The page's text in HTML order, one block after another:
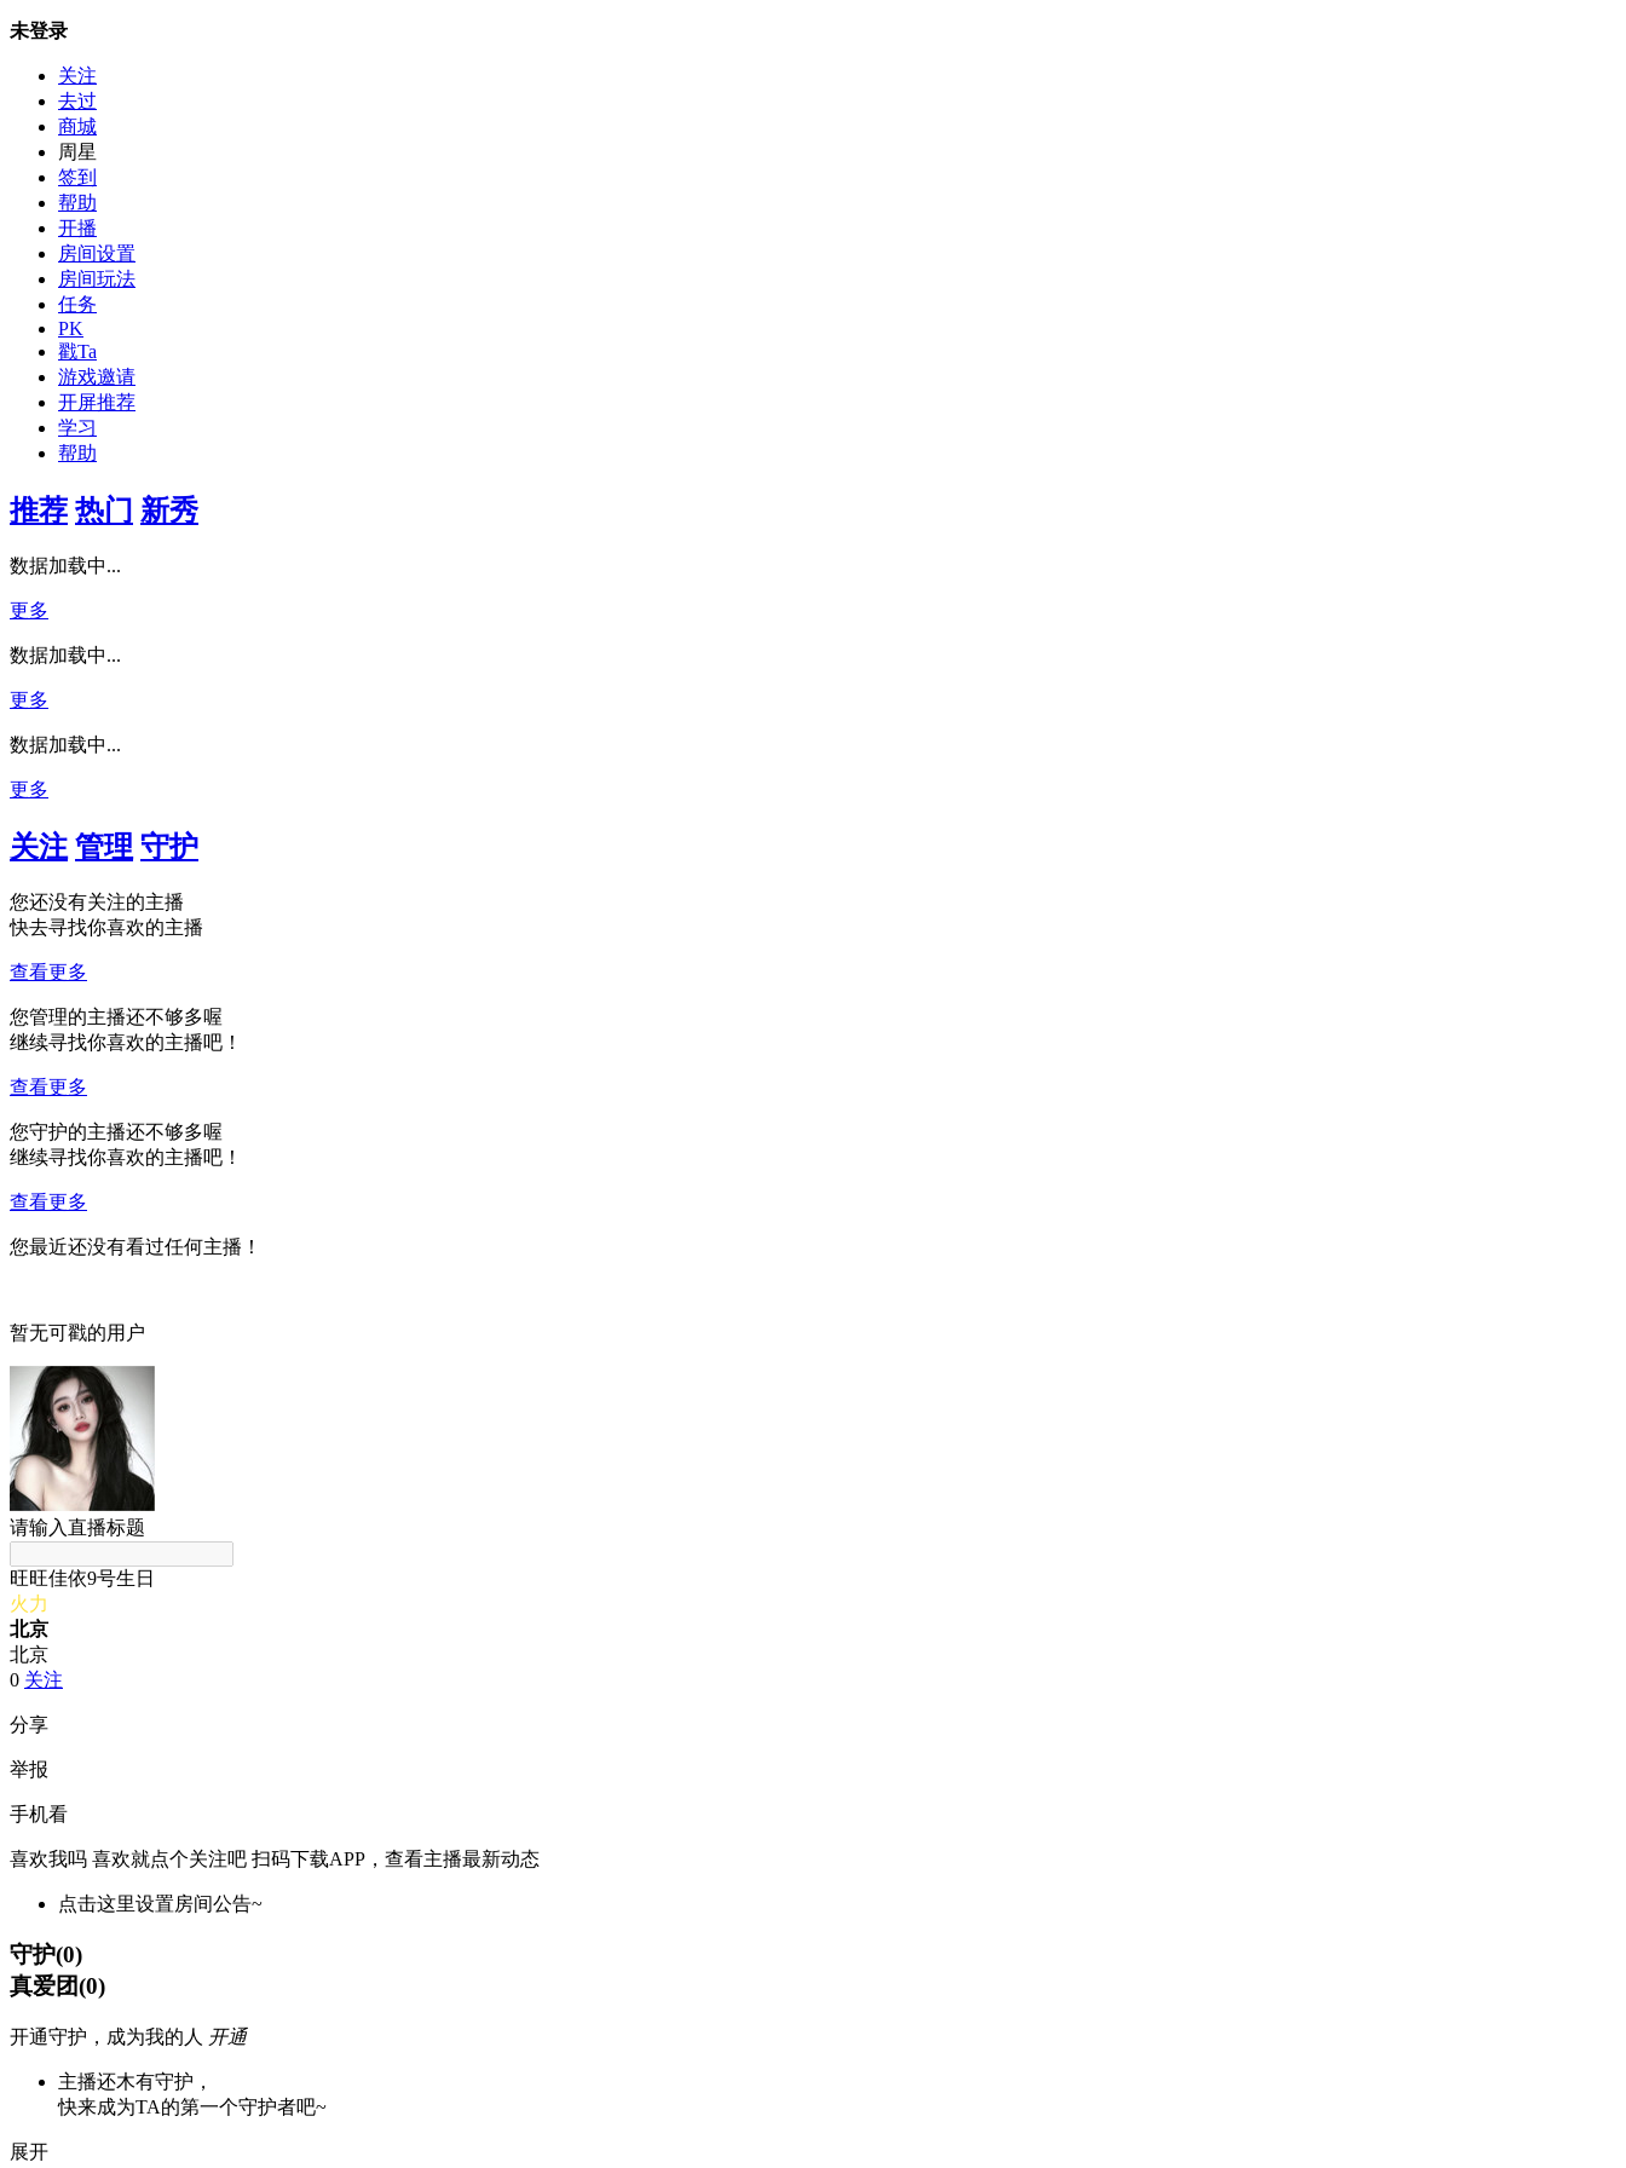
未登录
关注
去过
商城
周星
签到
帮助
开播
房间设置
房间玩法
任务
PK
戳Ta
游戏邀请
开屏推荐
学习
帮助
推荐 热门 新秀
数据加载中...
更多
数据加载中...
更多
数据加载中...
更多
关注 管理 守护
您还没有关注的主播
快去寻找你喜欢的主播
查看更多
您管理的主播还不够多喔
继续寻找你喜欢的主播吧！
查看更多
您守护的主播还不够多喔
继续寻找你喜欢的主播吧！
查看更多
您最近还没有看过任何主播！
暂无可戳的用户
请输入直播标题
旺旺佳依9号生日
火力
北京
北京
0 关注
分享
举报
手机看
喜欢我吗 喜欢就点个关注吧 扫码下载APP，查看主播最新动态
点击这里设置房间公告~
守护(0)
真爱团(0)
开通守护，成为我的人 开通
主播还木有守护，
快来成为TA的第一个守护者吧~
展开